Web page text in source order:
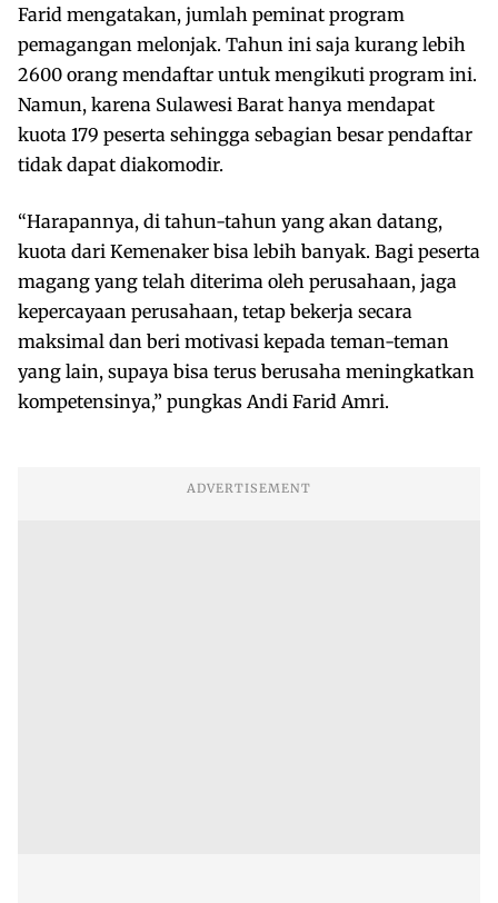
Farid mengatakan, jumlah peminat program
pemagangan melonjak. Tahun ini saja kurang lebih
2600 orang mendaftar untuk mengikuti program ini.
Namun, karena Sulawesi Barat hanya mendapat
kuota 179 peserta sehingga sebagian besar pendaftar
tidak dapat diakomodir.
“Harapannya, di tahun-tahun yang akan datang,
kuota dari Kemenaker bisa lebih banyak. Bagi peserta
magang yang telah diterima oleh perusahaan, jaga
kepercayaan perusahaan, tetap bekerja secara
maksimal dan beri motivasi kepada teman-teman
yang lain, supaya bisa terus berusaha meningkatkan
kompetensinya,” pungkas Andi Farid Amri.